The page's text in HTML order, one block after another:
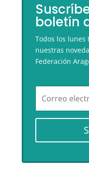
boletín
Todos los lunes
nuestras
Federación